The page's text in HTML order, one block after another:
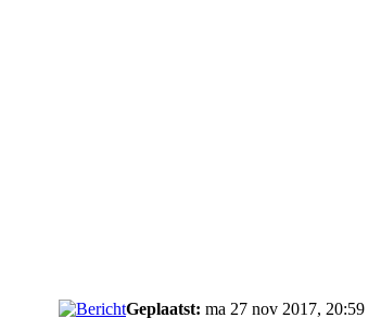
Geplaatst: ma 27 nov 2017, 20:59